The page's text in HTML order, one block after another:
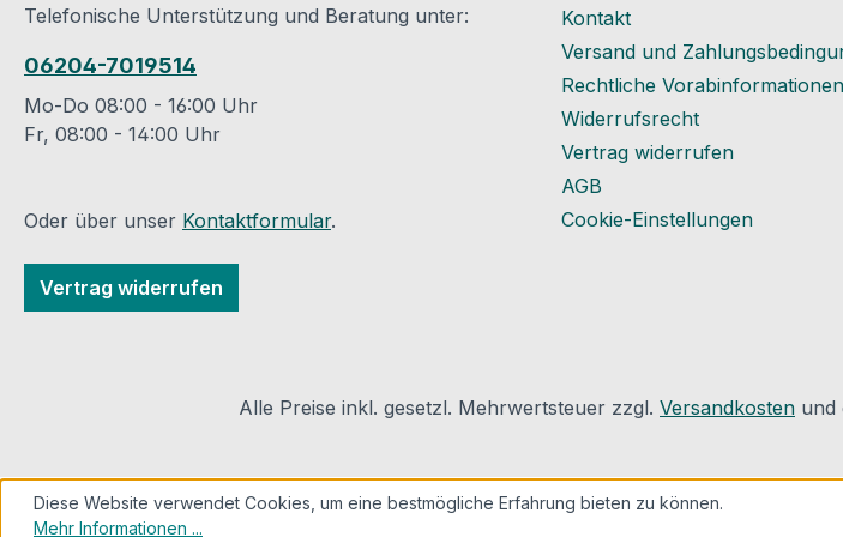
Spalt maximal 30 mm
Produktsicherheit und
Kontaktinformationen
des Herstellers:
KGRockwool Str. 37-
info@rockwool.de
Kabelabschottung vor
hilfreich, um etwa bei
Nachbelegungen von
elektrischen Leitungen
können.
Kontaktinformationen
des Herstellers:
Telefonische Unterstützung und Beratung unter:
06204-7019514
Mo-Do 08:00 - 16:00 Uhr
Fr, 08:00 - 14:00 Uhr
Oder über unser Kontaktformular.
Vertrag widerrufen
Kontakt
Versand und
Rechtliche Vorabinformationen
Widerrufsrecht
Vertrag widerrufen
AGB
Cookie-Einstellungen
Alle Preise inkl. gesetzl. Mehrwertsteuer zzgl. Versandkosten und
Diese Website verwendet Cookies, um eine bestmögliche Erfahrung bieten zu können.
Mehr Informationen ...